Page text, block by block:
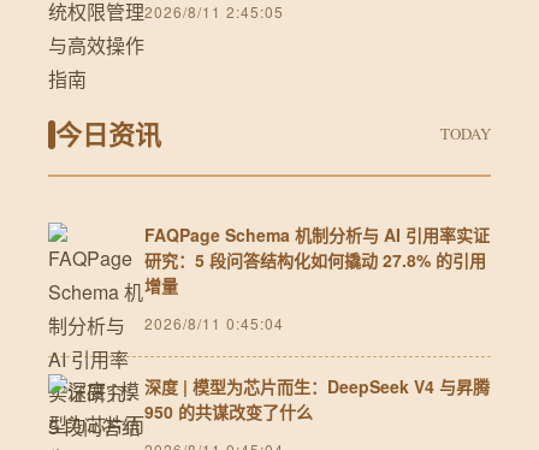
2026/8/11 2:45:05
今日资讯 TODAY
FAQPage Schema 机制分析与 AI 引用率实证
研究：5 段问答结构化如何撬动 27.8% 的引用
增量
2026/8/11 0:45:04
深度 | 模型为芯片而生：DeepSeek V4 与昇腾
950 的共谋改变了什么